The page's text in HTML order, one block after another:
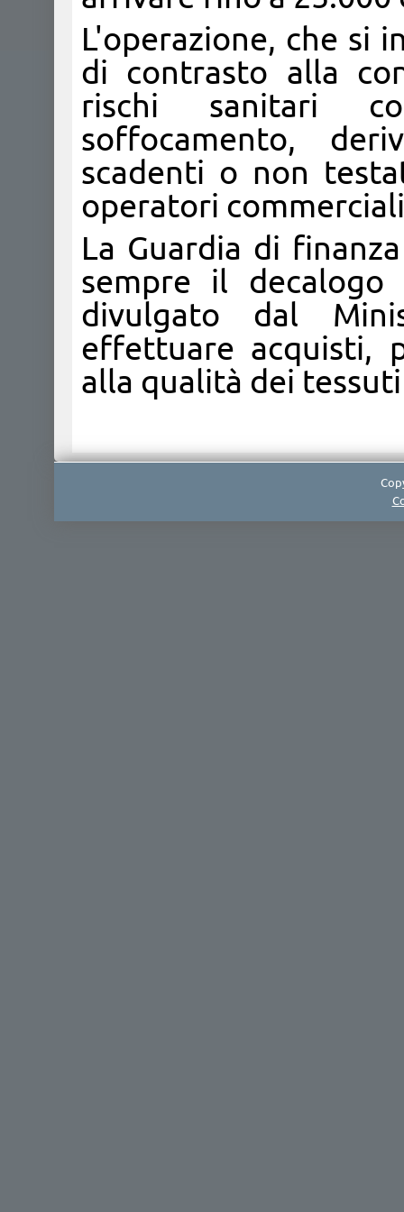
L'operazione, che si
di contrasto alla
rischi sanitari
soffocamento,
scadenti o non
operatori
La Guardia di
sempre il decalogo
divulgato dal
effettuare acquisti,
alla qualità dei